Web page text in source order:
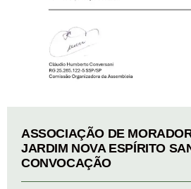
ASSOCIAÇÃO DE
JARDIM NOVA ESPÍRITO
CONVOCAÇÃO